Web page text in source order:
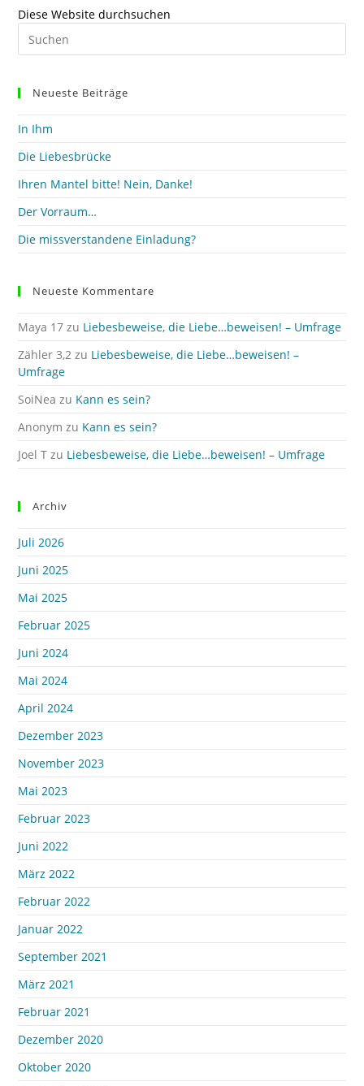
Diese Website durchsuchen
Neueste Beiträge
In Ihm
Die Liebesbrücke
Ihren Mantel bitte! Nein, Danke!
Der Vorraum…
Die missverstandene Einladung?
Neueste Kommentare
Maya 17 zu Liebesbeweise, die Liebe…beweisen! – Umfrage
Zähler 3,2 zu Liebesbeweise, die Liebe…beweisen! –
Umfrage
SoiNea zu Kann es sein?
Anonym zu Kann es sein?
Joel T zu Liebesbeweise, die Liebe…beweisen! – Umfrage
Archiv
Juli 2026
Juni 2025
Mai 2025
Februar 2025
Juni 2024
Mai 2024
April 2024
Dezember 2023
November 2023
Mai 2023
Februar 2023
Juni 2022
März 2022
Februar 2022
Januar 2022
September 2021
März 2021
Februar 2021
Dezember 2020
Oktober 2020